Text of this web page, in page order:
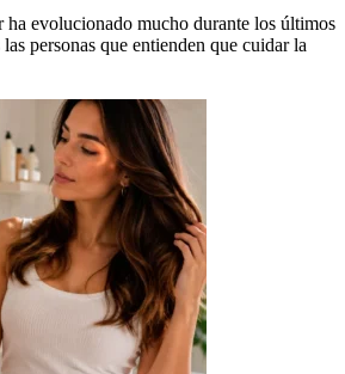
ha evolucionado mucho durante los últimos
personas que entienden que cuidar la